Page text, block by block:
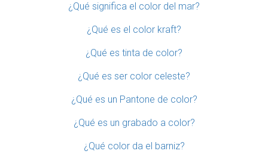
¿Qué significa el color del mar?
¿Qué es el color kraft?
¿Qué es tinta de color?
¿Qué es ser color celeste?
¿Qué es un Pantone de color?
¿Qué es un grabado a color?
¿Qué color da el barniz?